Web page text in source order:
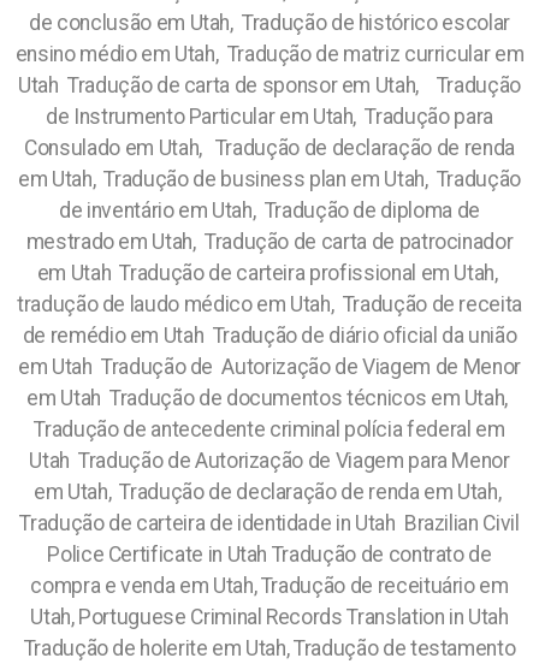
de conclusão em Utah, Tradução de histórico escolar
ensino médio em Utah, Tradução de matriz curricular em
Utah Tradução de carta de sponsor em Utah, Tradução
de Instrumento Particular em Utah, Tradução para
Consulado em Utah, Tradução de declaração de renda
em Utah, Tradução de business plan em Utah, Tradução
de inventário em Utah, Tradução de diploma de
mestrado em Utah, Tradução de carta de patrocinador
em Utah Tradução de carteira profissional em Utah,
tradução de laudo médico em Utah, Tradução de receita
de remédio em Utah Tradução de diário oficial da união
em Utah Tradução de Autorização de Viagem de Menor
em Utah Tradução de documentos técnicos em Utah,
Tradução de antecedente criminal polícia federal em
Utah Tradução de Autorização de Viagem para Menor
em Utah, Tradução de declaração de renda em Utah,
Tradução de carteira de identidade in Utah Brazilian Civil
Police Certificate in Utah Tradução de contrato de
compra e venda em Utah, Tradução de receituário em
Utah, Portuguese Criminal Records Translation in Utah
Tradução de holerite em Utah, Tradução de testamento